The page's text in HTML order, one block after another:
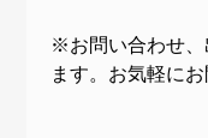
※お問い合わせ、
ます。お気軽に